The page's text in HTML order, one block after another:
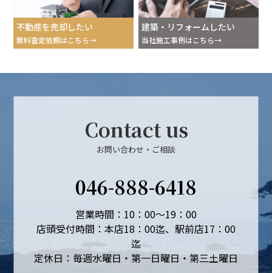
不動産を売却したい
無料査定依頼はこちら
建築・リフォームしたい
当社施工事例はこちら
Contact us
お問い合わせ・ご相談
046-888-6418
営業時間：10：00～19：00
店頭受付時間：本店18：00迄、駅前店17：00
迄
定休日：毎週水曜日・第一日曜日・第三土曜日